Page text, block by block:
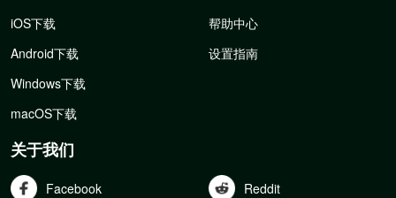
iOS下载
Android下载
Windows下载
macOS下载
帮助中心
设置指南
关于我们
Facebook Reddit